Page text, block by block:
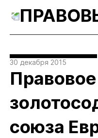
30 декабря 2015
союза